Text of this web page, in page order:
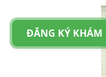
ĐĂNG KÝ KHÁM